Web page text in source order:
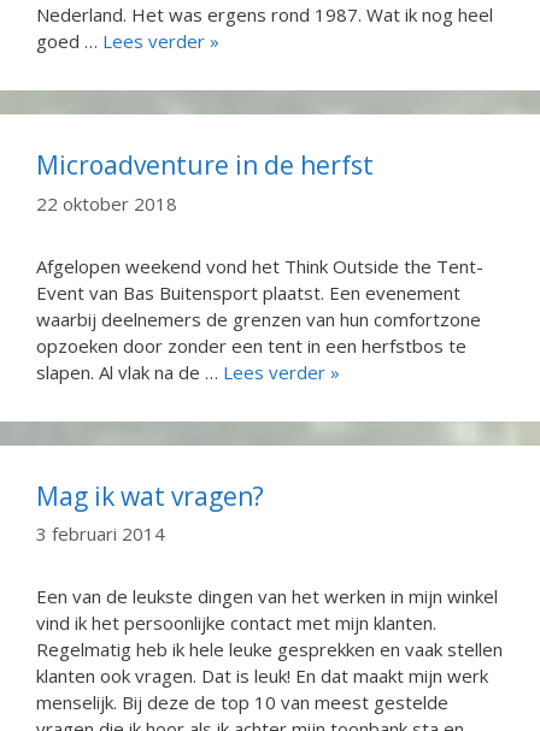
Nederland. Het was ergens rond 1987. Wat ik nog heel
goed … Lees verder »
Microadventure in de herfst
22 oktober 2018
Afgelopen weekend vond het Think Outside the Tent-
Event van Bas Buitensport plaatst. Een evenement
waarbij deelnemers de grenzen van hun comfortzone
opzoeken door zonder een tent in een herfstbos te
slapen. Al vlak na de … Lees verder »
Mag ik wat vragen?
3 februari 2014
Een van de leukste dingen van het werken in mijn winkel
vind ik het persoonlijke contact met mijn klanten.
Regelmatig heb ik hele leuke gesprekken en vaak stellen
klanten ook vragen. Dat is leuk! En dat maakt mijn werk
menselijk. Bij deze de top 10 van meest gestelde